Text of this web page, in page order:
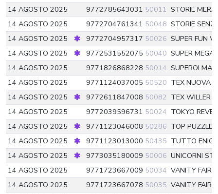
14 AGOSTO 2025
9772785643031 50011 STORIE
14 AGOSTO 2025
9772704761341 50048 STORIE
14 AGOSTO 2025
9772704957317 50026 SUPER FUN
14 AGOSTO 2025
9772531552075 50040 SUPER
14 AGOSTO 2025
9771826868228 50014 SUPEROI
14 AGOSTO 2025
9771124037005 50520 TEX NUOVA
14 AGOSTO 2025
9772611847008 50082 TEX WILLER
14 AGOSTO 2025
9772039596731 50024 TOKYO
14 AGOSTO 2025
9771123046008 50286 TOP PUZZLE
14 AGOSTO 2025
9771123013000 50435 TUTTO
14 AGOSTO 2025
9773035180009 50006 UNICORNI
14 AGOSTO 2025
9771723667009 50034 VANITY FAIR
14 AGOSTO 2025
9771723667078 50035 VANITY FAIR